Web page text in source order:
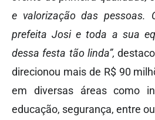
e valorização das pessoas.
prefeita Josi e toda a sua
dessa festa tão linda”,
direcionou mais de R$ 90
em diversas áreas como
educação, segurança, entre